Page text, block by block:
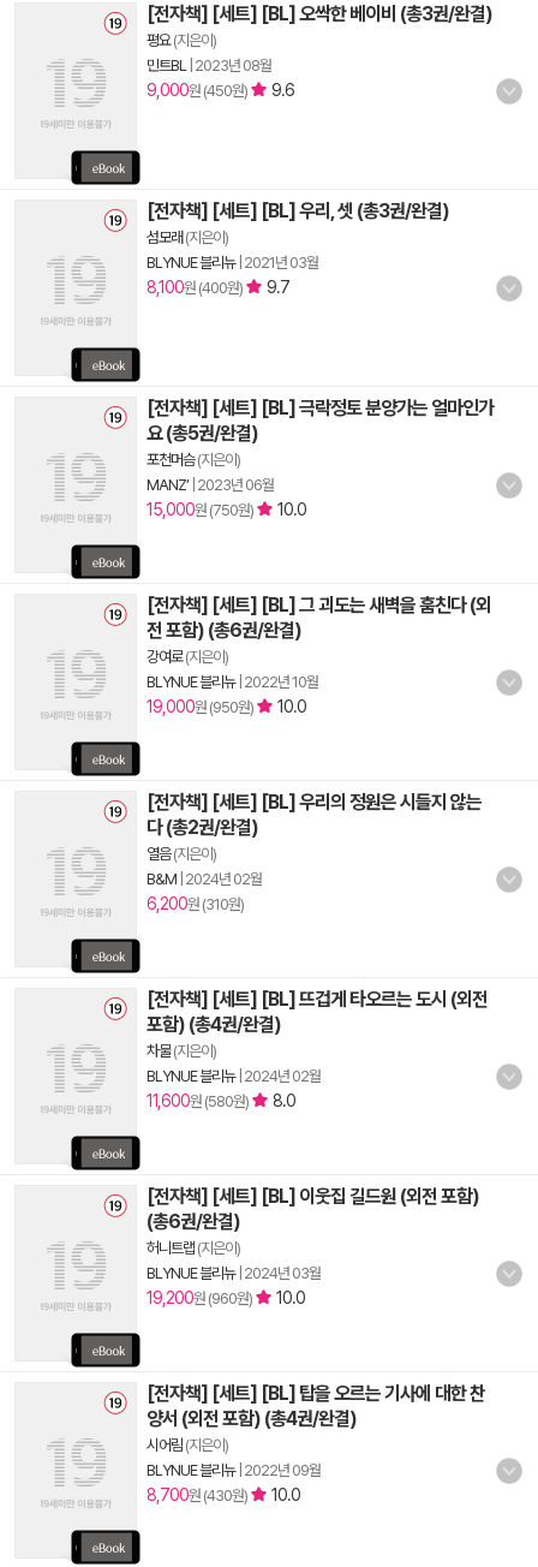
[전자책] [세트] [BL] 오싹한 베이비 (총3권/완결)
평요(지은이)
민트BL| 2023년 08월
9,000원 (450원) 9.6
[전자책] [세트] [BL] 우리, 셋 (총3권/완결)
섬모래 (지은이)
BLYNUE 블리뉴| 2021년 03월
8,100원 (400원) 9.7
[전자책] [세트] [BL] 극락정토 분양가는 얼마인가
요 (총5권/완결)
포천머슴(지은이)
MANZ’| 2023년 06월
15,000원 (750원) 10.0
[전자책] [세트] [BL] 그 괴도는 새벽을 훔친다 (외
전 포함) (총6권/완결)
강여로(지은이)
BLYNUE 블리뉴| 2022년 10월
19,000원 (950원) 10.0
[전자책] [세트] [BL] 우리의 정원은 시들지 않는
다 (총2권/완결)
열음(지은이)
B&M 2024년 02월
6,200원 (310원)
[전자책] [세트] [BL] 뜨겁게 타오르는 도시 (외전
포함) (총4권/완결)
차물(지은이)
BLYNUE 블리뉴| 2024년 02월
11,600원 (580원) 8.0
[전자책] [세트] [BL] 이웃집 길드원 (외전 포함)
(총6권/완결)
허니트랩 (지은이)
BLYNUE 블리뉴| 2024년 03월
19,200원 (960원) 10.0
[전자책] [세트] [BL] 탑을 오르는 기사에 대한 찬
양서 (외전 포함) (총4권/완결)
시어림 (지은이)
BLYNUE 블리뉴| 2022년 09월
8,700원 (430원) 10.0